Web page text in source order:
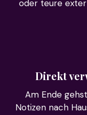
oder teure
Direkt
Am Ende
Notizen nach